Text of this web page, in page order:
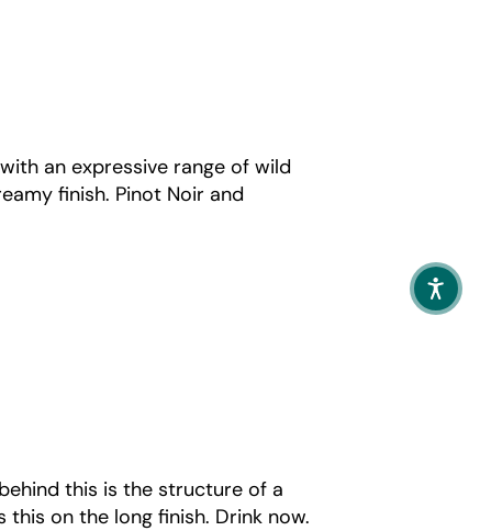
an expressive range of wild
finish. Pinot Noir and
this is the structure of a
on the long finish. Drink now.